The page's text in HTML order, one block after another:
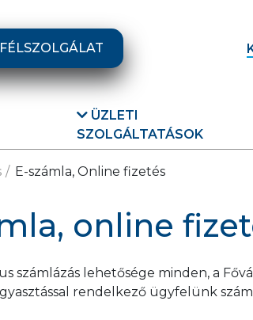
ÜZLETI
SZOLGÁLTATÁSOK
E-számla, Online fizetés
online
számlázás lehetősége minden, a
rendelkező ügyfelünk